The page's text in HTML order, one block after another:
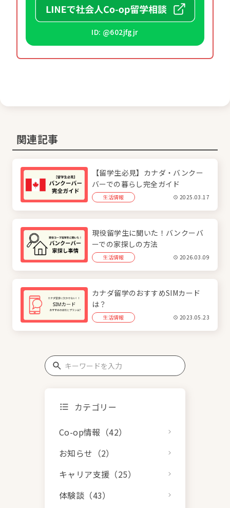
ID: @602jfgjr
関連記事
【留学生必見】カナダ・バンクー
バーでの暮らし完全ガイド
生活情報 2025.03.17
現役留学生に聞いた！バンクーバ
ーでの家探しの方法
生活情報 2026.03.09
カナダ留学のおすすめSIMカード
は？
生活情報 2023.05.23
カテゴリー
Co-op情報（42）
お知らせ（2）
キャリア支援（25）
体験談（43）